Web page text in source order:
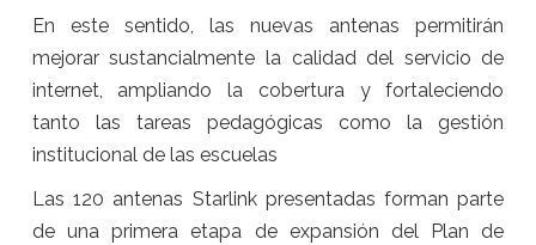
En este sentido, las nuevas antenas permitirán
mejorar sustancialmente la calidad del servicio de
internet, ampliando la cobertura y fortaleciendo
tanto las tareas pedagógicas como la gestión
institucional de las escuelas
Las 120 antenas Starlink presentadas forman parte
de una primera etapa de expansión del Plan de